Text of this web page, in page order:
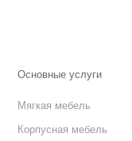
Основные услуги
Мягкая мебель
Корпусная мебель